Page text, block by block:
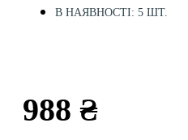
В НАЯВНОСТІ: 5 ШТ.
988 ₴